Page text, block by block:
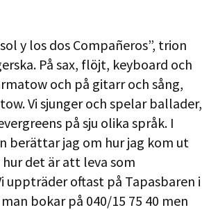
y los dos Compañeros”, trion
På sax, flöjt, keyboard och
och på gitarr och sång,
Vi sjunger och spelar ballader,
på sju olika språk. I
berättar jag om hur jag kom ut
det är att leva som
uppträder oftast på Tapasbaren i
bokar på 040/15 75 40 men